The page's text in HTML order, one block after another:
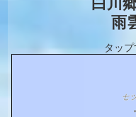
雨
タッ